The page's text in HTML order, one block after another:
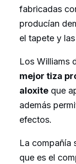
fabricadas
producían
el tapete y
Los Williams
mejor tiza
aloxiteque
además
efectos.
La compañía
que es el